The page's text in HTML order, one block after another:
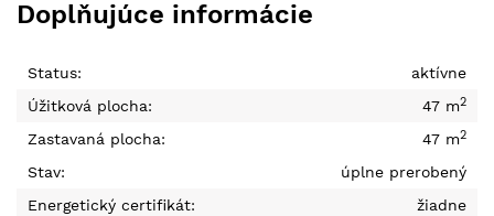
Doplňujúce informácie
Status:
aktívne
Úžitková plocha:
47 m2
Zastavaná plocha: 47 m2
Stav:
úplne prerobený
Energetický certifikát:
žiadne